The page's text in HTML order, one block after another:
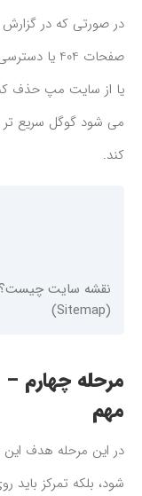
صفحات 404
یا از سایت مپ حذف
می شود گوگل سریع تر
کند.
نقشه سایت
(Sitemap)
مرحله چهارم
مهم
در این مرحله هدف
شود، بلکه تمرکز